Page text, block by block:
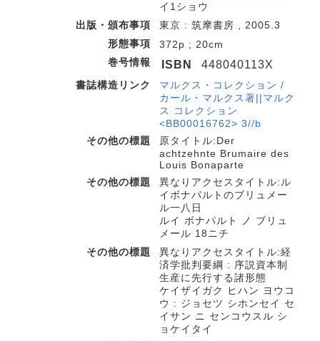
イ1ショウ
出版・頒布事項
東京 : 筑摩書房 , 2005.3
形態事項
372p ; 20cm
巻号情報
ISBN 448040113X
書誌構造リンク
マルクス・コレクション /
カール・マルクス著||マルク
ス コレクション
<BB00016762> 3//b
その他の標題
原タイトル:Der
achtzehnte Brumaire des
Louis Bonaparte
その他の標題
異なりアクセスタイトル:ル
イボナパルトのブリュメー
ル一八日
ルイ ボナパルト ノ ブリュ
メール 18ニチ
その他の標題
異なりアクセスタイトル:経
済学批判要綱 : 序説資本制
生産に先行する諸形態
ケイザイガク ヒハン ヨウコ
ウ : ジョセツ シホンセイ セ
イサン ニ センコウスル シ
ョケイタイ